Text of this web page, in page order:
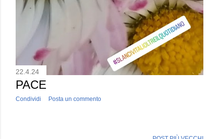
22.4.24
PACE
Condividi Posta un commento